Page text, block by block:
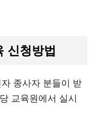
신청방법
종사자 분들이 받
교육원에서 실시